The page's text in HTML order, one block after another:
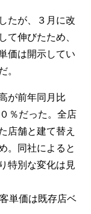
たが、３月に改
て伸びたため、
価は開示してい
。
が前年同月比
％だった。全店
店舗と建て替え
。同社によると
特別な変化は見
単価は既存店ベ